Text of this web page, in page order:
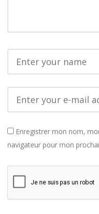
Enregistrer mon nom,
navigateur pour mon